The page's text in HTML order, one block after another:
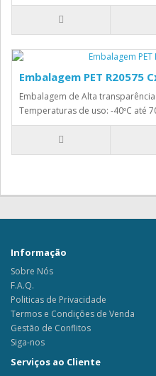
Embalagem PET R20575
Embalagem de Alta
Temperaturas de uso: -40ºC até
Informação
Sobre Nós
F.A.Q.
Politicas de Privacidade
Termos e Condições de Venda
Gestão de Conflitos
Siga-nos
Serviços ao Cliente